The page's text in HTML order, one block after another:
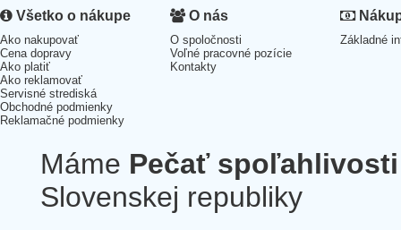
Všetko o nákupe
Ako nakupovať
Cena dopravy
Ako platiť
Ako reklamovať
Servisné strediská
Obchodné podmienky
Reklamačné podmienky
O nás
O spoločnosti
Voľné pracovné pozície
Kontakty
Základné
Máme Pečať spoľahlivosti
Slovenskej republiky